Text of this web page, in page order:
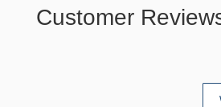
Customer